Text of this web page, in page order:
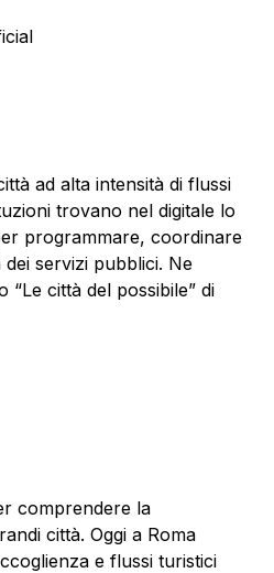
ad alta intensità di flussi
trovano nel digitale lo
programmare, coordinare
servizi pubblici. Ne
“Le città del possibile” di
comprendere la
città. Oggi a Roma
e flussi turistici